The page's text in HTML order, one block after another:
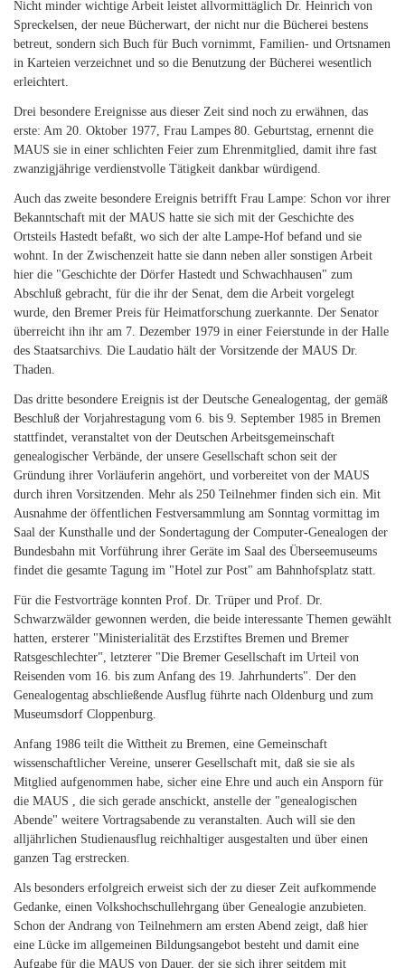
Nicht minder wichtige Arbeit leistet allvormittäglich Dr. Heinrich von
Spreckelsen, der neue Bücherwart, der nicht nur die Bücherei bestens
betreut, sondern sich Buch für Buch vornimmt, Familien- und Ortsnamen
in Karteien verzeichnet und so die Benutzung der Bücherei wesentlich
erleichtert.
Drei besondere Ereignisse aus dieser Zeit sind noch zu erwähnen, das
erste: Am 20. Oktober 1977, Frau Lampes 80. Geburtstag, ernennt die
MAUS sie in einer schlichten Feier zum Ehrenmitglied, damit ihre fast
zwanzigjährige verdienstvolle Tätigkeit dankbar würdigend.
Auch das zweite besondere Ereignis betrifft Frau Lampe: Schon vor ihrer
Bekanntschaft mit der MAUS hatte sie sich mit der Geschichte des
Ortsteils Hastedt befaßt, wo sich der alte Lampe-Hof befand und sie
wohnt. In der Zwischenzeit hatte sie dann neben aller sonstigen Arbeit
hier die "Geschichte der Dörfer Hastedt und Schwachhausen" zum
Abschluß gebracht, für die ihr der Senat, dem die Arbeit vorgelegt
wurde, den Bremer Preis für Heimatforschung zuerkannte. Der Senator
überreicht ihn ihr am 7. Dezember 1979 in einer Feierstunde in der Halle
des Staatsarchivs. Die Laudatio hält der Vorsitzende der MAUS Dr.
Thaden.
Das dritte besondere Ereignis ist der Deutsche Genealogentag, der gemäß
Beschluß der Vorjahrestagung vom 6. bis 9. September 1985 in Bremen
stattfindet, veranstaltet von der Deutschen Arbeitsgemeinschaft
genealogischer Verbände, der unsere Gesellschaft schon seit der
Gründung ihrer Vorläuferin angehört, und vorbereitet von der MAUS
durch ihren Vorsitzenden. Mehr als 250 Teilnehmer finden sich ein. Mit
Ausnahme der öffentlichen Festversammlung am Sonntag vormittag im
Saal der Kunsthalle und der Sondertagung der Computer-Genealogen der
Bundesbahn mit Vorführung ihrer Geräte im Saal des Überseemuseums
findet die gesamte Tagung im "Hotel zur Post" am Bahnhofsplatz statt.
Für die Festvorträge konnten Prof. Dr. Trüper und Prof. Dr.
Schwarzwälder gewonnen werden, die beide interessante Themen gewählt
hatten, ersterer "Ministerialität des Erzstiftes Bremen und Bremer
Ratsgeschlechter", letzterer "Die Bremer Gesellschaft im Urteil von
Reisenden vom 16. bis zum Anfang des 19. Jahrhunderts". Der den
Genealogentag abschließende Ausflug führte nach Oldenburg und zum
Museumsdorf Cloppenburg.
Anfang 1986 teilt die Wittheit zu Bremen, eine Gemeinschaft
wissenschaftlicher Vereine, unserer Gesellschaft mit, daß sie sie als
Mitglied aufgenommen habe, sicher eine Ehre und auch ein Ansporn für
die MAUS , die sich gerade anschickt, anstelle der "genealogischen
Abende" weitere Vortragsabende zu veranstalten. Auch will sie den
alljährlichen Studienausflug reichhaltiger ausgestalten und über einen
ganzen Tag erstrecken.
Als besonders erfolgreich erweist sich der zu dieser Zeit aufkommende
Gedanke, einen Volkshochschullehrgang über Genealogie anzubieten.
Schon der Andrang von Teilnehmern am ersten Abend zeigt, daß hier
eine Lücke im allgemeinen Bildungsangebot besteht und damit eine
Aufgabe für die MAUS von Dauer, der sie sich ihrer seitdem mit